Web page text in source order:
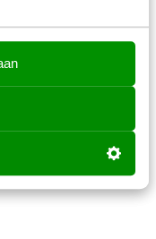
6, 3521 CA Utrecht
3521 CA Utrecht